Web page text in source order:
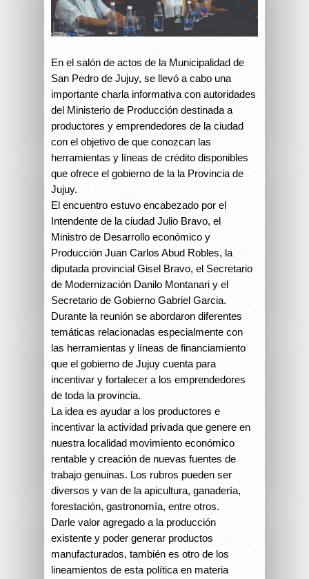
En el salón de actos de la Municipalidad de
San Pedro de Jujuy, se llevó a cabo una
importante charla informativa con autoridades
del Ministerio de Producción destinada a
productores y emprendedores de la ciudad
con el objetivo de que conozcan las
herramientas y líneas de crédito disponibles
que ofrece el gobierno de la la Provincia de
Jujuy.
El encuentro estuvo encabezado por el
Intendente de la ciudad Julio Bravo, el
Ministro de Desarrollo económico y
Producción Juan Carlos Abud Robles, la
diputada provincial Gisel Bravo, el Secretario
de Modernización Danilo Montanari y el
Secretario de Gobierno Gabriel Garcia.
Durante la reunión se abordaron diferentes
temáticas relacionadas especialmente con
las herramientas y líneas de financiamiento
que el gobierno de Jujuy cuenta para
incentivar y fortalecer a los emprendedores
de toda la provincia.
La idea es ayudar a los productores e
incentivar la actividad privada que genere en
nuestra localidad movimiento económico
rentable y creación de nuevas fuentes de
trabajo genuinas. Los rubros pueden ser
diversos y van de la apicultura, ganadería,
forestación, gastronomía, entre otros.
Darle valor agregado a la producción
existente y poder generar productos
manufacturados, también es otro de los
lineamientos de esta política en materia